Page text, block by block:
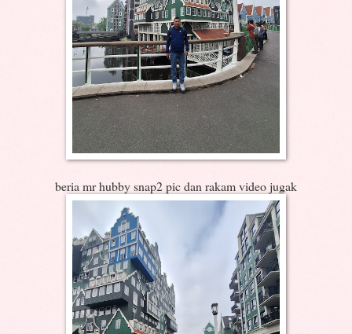
beria mr hubby snap2 pic dan rakam video jugak